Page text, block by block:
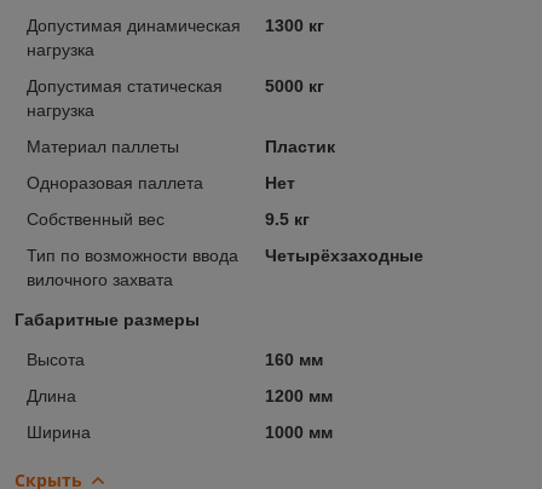
Допустимая динамическая
нагрузка
1300 кг
Допустимая статическая
нагрузка
5000 кг
Материал паллеты
Пластик
Одноразовая паллета
Нет
Собственный вес
9.5 кг
Тип по возможности ввода
вилочного захвата
Четырёхзаходные
Габаритные размеры
Высота
160 мм
Длина
1200 мм
Ширина
1000 мм
Скрыть